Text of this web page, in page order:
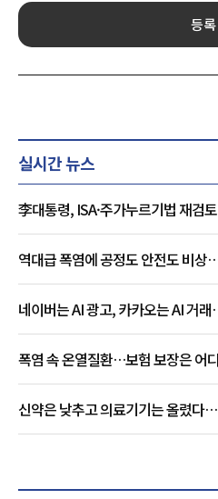
등록
실시간 뉴스
李대통령, ISA·주가누르기법 재검
역대급 폭염에 공정도 안전도 비상
네이버는 AI 광고, 카카오는 AI 거
폭염 속 온열질환…보험 보장은 어
신약은 낮추고 의료기기는 올렸다